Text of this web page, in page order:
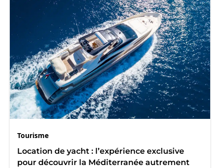
Tourisme
Location de yacht : l’expérience exclusive
pour découvrir la Méditerranée autrement